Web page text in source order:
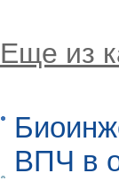
Еще из
ВПЧ в